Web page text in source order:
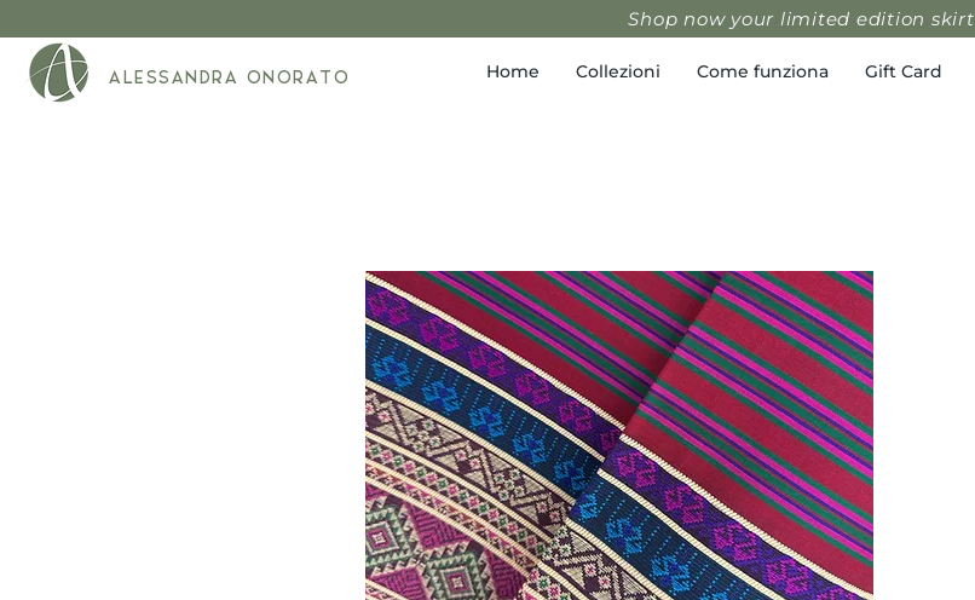
ALESSANDRA ONORATO
Shop now your limited edition skirt
Home Collezioni Come funziona Gift Card